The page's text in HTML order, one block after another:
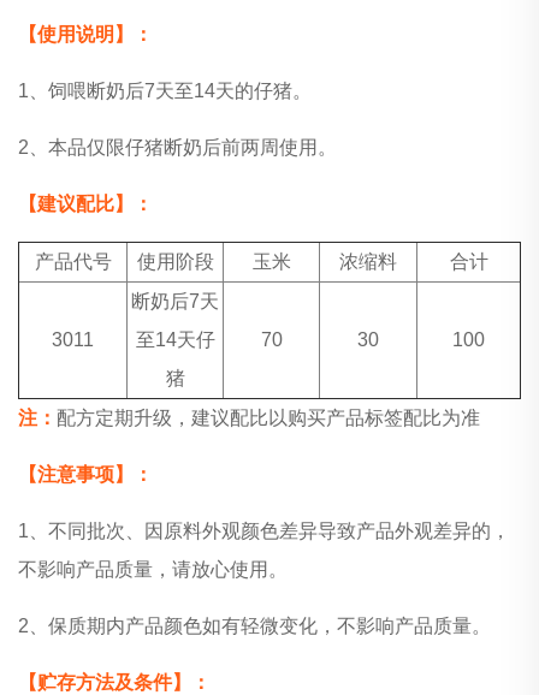
【使用说明】：
1、饲喂断奶后7天至14天的仔猪。
2、本品仅限仔猪断奶后前两周使用。
【建议配比】：
产品代号 使用阶段 玉米 浓缩料 合计
3011
断奶后7天
至14天仔
猪
70 30 100
注： 配方定期升级，建议配比以购买产品标签配比为准
【注意事项】：
1、不同批次、因原料外观颜色差异导致产品外观差异的，
不影响产品质量，请放心使用。
2、保质期内产品颜色如有轻微变化，不影响产品质量。
【贮存方法及条件】：